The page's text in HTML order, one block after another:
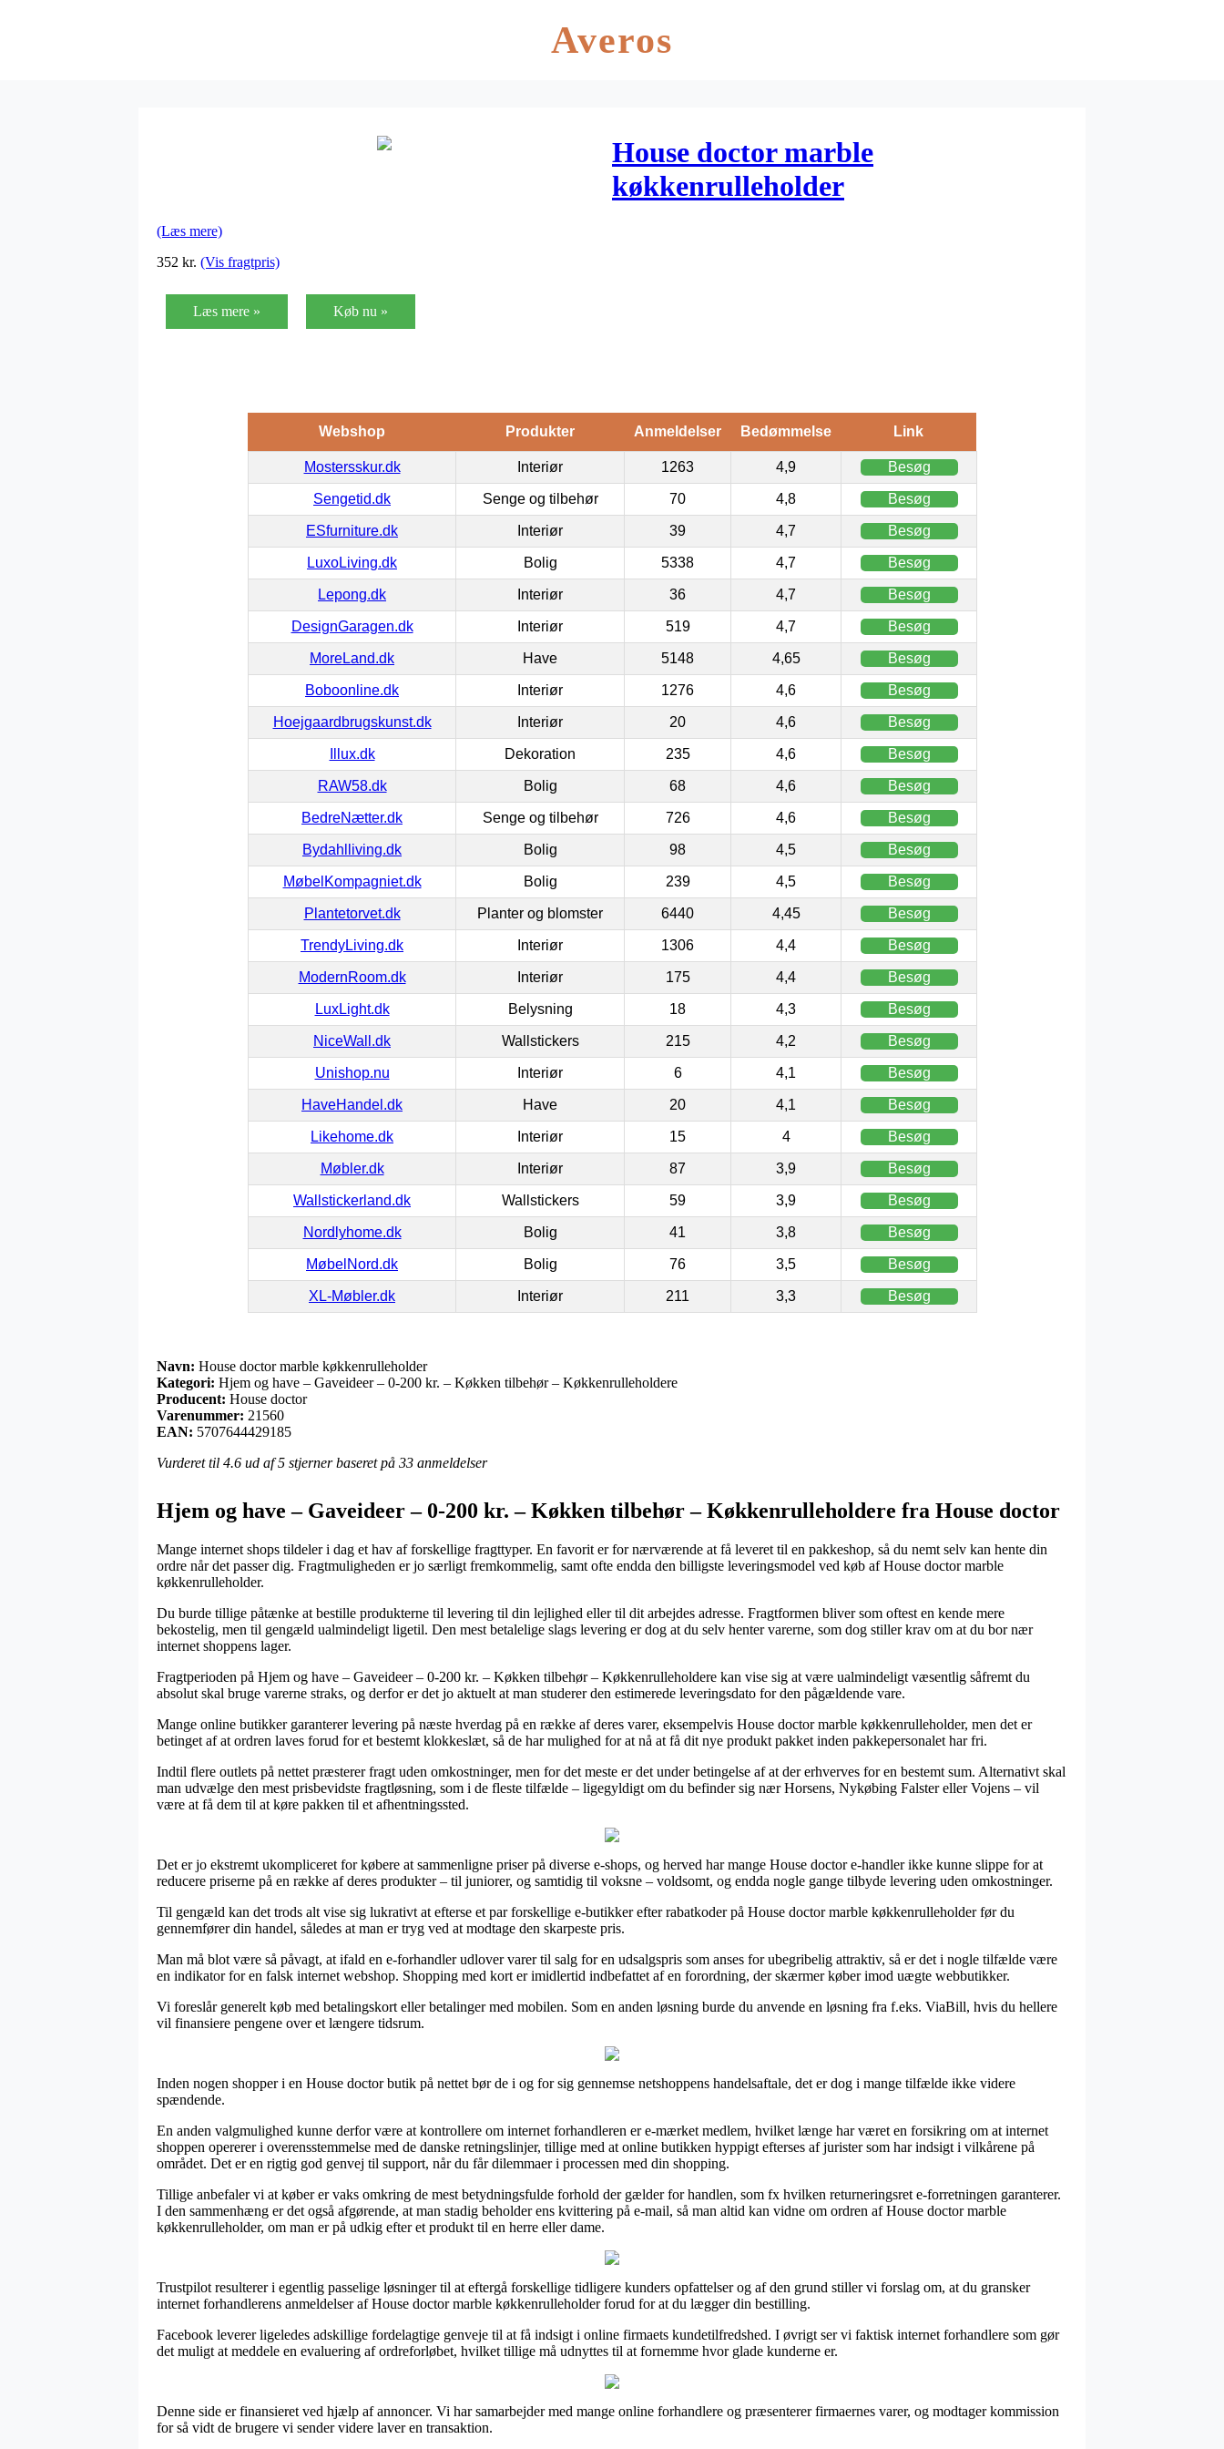
Averos
House doctor marble
køkkenrulleholder
(Læs mere)
352 kr. (Vis fragtpris)
Læs mere » Køb nu »
Webshop Produkter Anmeldelser Bedømmelse Link
Mostersskur.dk Interiør 1263 4,9 Besøg
Sengetid.dk Senge og tilbehør 70 4,8 Besøg
ESfurniture.dk Interiør 39 4,7 Besøg
LuxoLiving.dk Bolig 5338 4,7 Besøg
Lepong.dk Interiør 36 4,7 Besøg
DesignGaragen.dk Interiør 519 4,7 Besøg
MoreLand.dk Have 5148 4,65 Besøg
Boboonline.dk Interiør 1276 4,6 Besøg
Hoejgaardbrugskunst.dk Interiør 20 4,6 Besøg
Illux.dk Dekoration 235 4,6 Besøg
RAW58.dk Bolig 68 4,6 Besøg
BedreNætter.dk Senge og tilbehør 726 4,6 Besøg
Bydahlliving.dk Bolig 98 4,5 Besøg
MøbelKompagniet.dk Bolig 239 4,5 Besøg
Plantetorvet.dk Planter og blomster 6440 4,45 Besøg
TrendyLiving.dk Interiør 1306 4,4 Besøg
ModernRoom.dk Interiør 175 4,4 Besøg
LuxLight.dk Belysning 18 4,3 Besøg
NiceWall.dk Wallstickers 215 4,2 Besøg
Unishop.nu Interiør 6 4,1 Besøg
HaveHandel.dk Have 20 4,1 Besøg
Likehome.dk Interiør 15 4 Besøg
Møbler.dk Interiør 87 3,9 Besøg
Wallstickerland.dk Wallstickers 59 3,9 Besøg
Nordlyhome.dk Bolig 41 3,8 Besøg
MøbelNord.dk Bolig 76 3,5 Besøg
XL-Møbler.dk Interiør 211 3,3 Besøg
Navn: House doctor marble køkkenrulleholder
Kategori: Hjem og have – Gaveideer – 0-200 kr. – Køkken tilbehør – Køkkenrulleholdere
Producent: House doctor
Varenummer: 21560
EAN: 5707644429185
Vurderet til 4.6 ud af 5 stjerner baseret på 33 anmeldelser
Hjem og have – Gaveideer – 0-200 kr. – Køkken tilbehør – Køkkenrulleholdere fra House doctor
Mange internet shops tildeler i dag et hav af forskellige fragttyper. En favorit er for nærværende at få leveret til en pakkeshop, så du nemt selv kan hente din
ordre når det passer dig. Fragtmuligheden er jo særligt fremkommelig, samt ofte endda den billigste leveringsmodel ved køb af House doctor marble
køkkenrulleholder.
Du burde tillige påtænke at bestille produkterne til levering til din lejlighed eller til dit arbejdes adresse. Fragtformen bliver som oftest en kende mere
bekostelig, men til gengæld ualmindeligt ligetil. Den mest betalelige slags levering er dog at du selv henter varerne, som dog stiller krav om at du bor nær
internet shoppens lager.
Fragtperioden på Hjem og have – Gaveideer – 0-200 kr. – Køkken tilbehør – Køkkenrulleholdere kan vise sig at være ualmindeligt væsentlig såfremt du
absolut skal bruge varerne straks, og derfor er det jo aktuelt at man studerer den estimerede leveringsdato for den pågældende vare.
Mange online butikker garanterer levering på næste hverdag på en række af deres varer, eksempelvis House doctor marble køkkenrulleholder, men det er
betinget af at ordren laves forud for et bestemt klokkeslæt, så de har mulighed for at nå at få dit nye produkt pakket inden pakkepersonalet har fri.
Indtil flere outlets på nettet præsterer fragt uden omkostninger, men for det meste er det under betingelse af at der erhverves for en bestemt sum. Alternativt skal
man udvælge den mest prisbevidste fragtløsning, som i de fleste tilfælde – ligegyldigt om du befinder sig nær Horsens, Nykøbing Falster eller Vojens – vil
være at få dem til at køre pakken til et afhentningssted.
Det er jo ekstremt ukompliceret for købere at sammenligne priser på diverse e-shops, og herved har mange House doctor e-handler ikke kunne slippe for at
reducere priserne på en række af deres produkter – til juniorer, og samtidig til voksne – voldsomt, og endda nogle gange tilbyde levering uden omkostninger.
Til gengæld kan det trods alt vise sig lukrativt at efterse et par forskellige e-butikker efter rabatkoder på House doctor marble køkkenrulleholder før du
gennemfører din handel, således at man er tryg ved at modtage den skarpeste pris.
Man må blot være så påvagt, at ifald en e-forhandler udlover varer til salg for en udsalgspris som anses for ubegribelig attraktiv, så er det i nogle tilfælde være
en indikator for en falsk internet webshop. Shopping med kort er imidlertid indbefattet af en forordning, der skærmer køber imod uægte webbutikker.
Vi foreslår generelt køb med betalingskort eller betalinger med mobilen. Som en anden løsning burde du anvende en løsning fra f.eks. ViaBill, hvis du hellere
vil finansiere pengene over et længere tidsrum.
Inden nogen shopper i en House doctor butik på nettet bør de i og for sig gennemse netshoppens handelsaftale, det er dog i mange tilfælde ikke videre
spændende.
En anden valgmulighed kunne derfor være at kontrollere om internet forhandleren er e-mærket medlem, hvilket længe har været en forsikring om at internet
shoppen opererer i overensstemmelse med de danske retningslinjer, tillige med at online butikken hyppigt efterses af jurister som har indsigt i vilkårene på
området. Det er en rigtig god genvej til support, når du får dilemmaer i processen med din shopping.
Tillige anbefaler vi at køber er vaks omkring de mest betydningsfulde forhold der gælder for handlen, som fx hvilken returneringsret e-forretningen garanterer.
I den sammenhæng er det også afgørende, at man stadig beholder ens kvittering på e-mail, så man altid kan vidne om ordren af House doctor marble
køkkenrulleholder, om man er på udkig efter et produkt til en herre eller dame.
Trustpilot resulterer i egentlig passelige løsninger til at eftergå forskellige tidligere kunders opfattelser og af den grund stiller vi forslag om, at du gransker
internet forhandlerens anmeldelser af House doctor marble køkkenrulleholder forud for at du lægger din bestilling.
Facebook leverer ligeledes adskillige fordelagtige genveje til at få indsigt i online firmaets kundetilfredshed. I øvrigt ser vi faktisk internet forhandlere som gør
det muligt at meddele en evaluering af ordreforløbet, hvilket tillige må udnyttes til at fornemme hvor glade kunderne er.
Denne side er finansieret ved hjælp af annoncer. Vi har samarbejder med mange online forhandlere og præsenterer firmaernes varer, og modtager kommission
for så vidt de brugere vi sender videre laver en transaktion.